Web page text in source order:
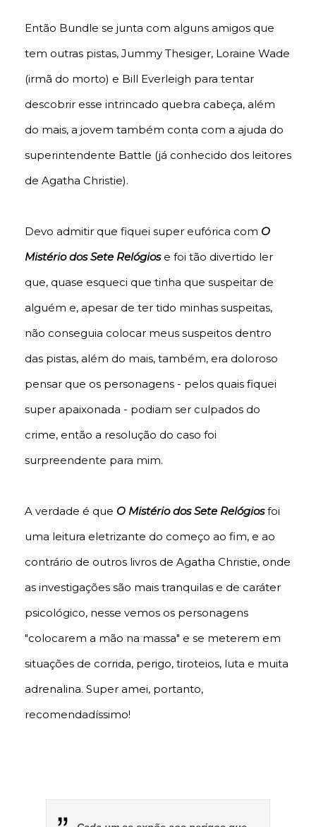
Então Bundle se junta com alguns amigos que
tem outras pistas, Jummy Thesiger, Loraine Wade
(irmã do morto) e Bill Everleigh para tentar
descobrir esse intrincado quebra cabeça, além
do mais, a jovem também conta com a ajuda do
superintendente Battle (já conhecido dos leitores
de Agatha Christie).
Devo admitir que fiquei super eufórica com O
Mistério dos Sete Relógiose foi tão divertido ler
que, quase esqueci que tinha que suspeitar de
alguém e, apesar de ter tido minhas suspeitas,
não conseguia colocar meus suspeitos dentro
das pistas, além do mais, também, era doloroso
pensar que os personagens - pelos quais fiquei
super apaixonada - podiam ser culpados do
crime, então a resolução do caso foi
surpreendente para mim.
A verdade é que O Mistério dos Sete Relógiosfoi
uma leitura eletrizante do começo ao fim, e ao
contrário de outros livros de Agatha Christie, onde
as investigações são mais tranquilas e de caráter
psicológico, nesse vemos os personagens
"colocarem a mão na massa" e se meterem em
situações de corrida, perigo, tiroteios, luta e muita
adrenalina. Super amei, portanto,
recomendadíssimo!